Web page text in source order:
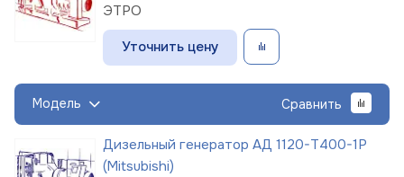
ЭТРО
Уточнить цену
Модель Сравнить
Дизельный генератор АД 1120-Т400-1Р
(Mitsubishi)